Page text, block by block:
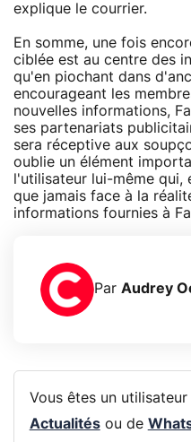
explique le courrier.
En somme, une fois
ciblée est au centre des
qu'en piochant dans
encourageant les
nouvelles informations,
ses partenariats
sera réceptive aux
oublie un élément
l'utilisateur lui-même qui,
que jamais face à la
informations fournies à
Par Audrey
Vous êtes un utilisateur
Actualitésou de